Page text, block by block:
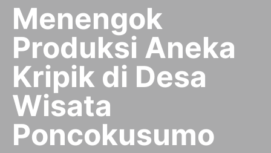
Menengok
Produksi Aneka
Kripik di Desa
Wisata
Poncokusumo